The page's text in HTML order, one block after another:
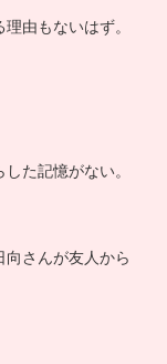
由もないはず。
た記憶がない。
さんが友人から